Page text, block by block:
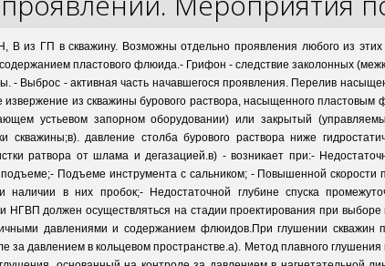
В из ГП в скважину. Возможны отдельно проявления любого из
пластового флюида.- Грифон - следствие заколонных
- Выброс - активная часть начавшегося проявления. Перелив
из скважины бурового раствора, насыщенного
устьевом запорном оборудовании) или закрытый
давление столба бурового раствора ниже
ратвора от шлама и дегазацией.в) - возникает при:-
Подъеме инструмента с сальником; - Повышенной
в них пробок;- Недостаточной глубине спуска
НГВП должен осуществляться на стадии проектирования при выборе
давлениями и содержанием флюидов.При глушении
за давлением в кольцевом пространстве.а). Метод плавного